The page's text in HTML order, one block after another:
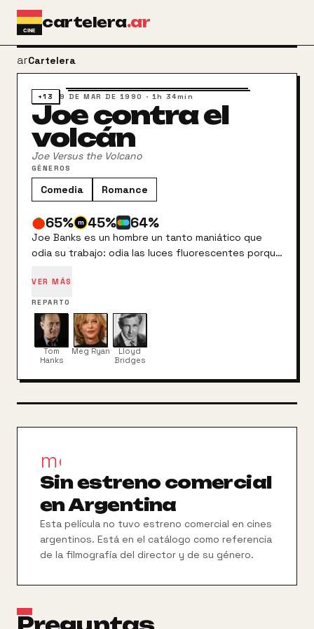
Ir al contenido principal
cartelera.ar
arrow_back
Cartelera
+13 9 DE MAR DE 1990 · 1h 34min
Joe contra el
volcán
Joe Versus the Volcano
GÉNEROS
Comedia Romance
65% 45% 64%
Joe Banks es un hombre un tanto maniático que
odia su trabajo: odia las luces fluorescentes porque
de su jefe Frank Watori; además, se siente atraído
por su secretaria, pero no se atreve a hablar con
ella. Inesperadamente, su vida cambia cuando, tras
visitar al doctor Ellison, se entera de que tiene un
tumor cerebral y de que, aunque se sienta bien,
morirá en un plazo de cinco meses. Contra todo
pronóstico, Joe experimentará un fuerte
VER MÁS
REPARTO
Tom
Hanks
Meg Ryan
Lloyd
Bridges
movie_filter
Sin estreno comercial
en Argentina
Esta película no tuvo estreno comercial en cines
argentinos. Está en el catálogo como referencia
de la filmografía del director y de su género.